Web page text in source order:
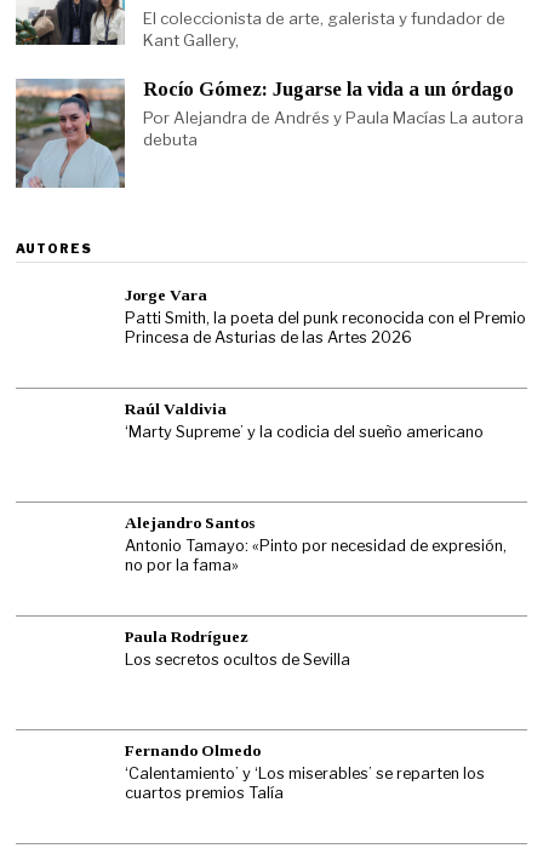
El coleccionista de arte, galerista y fundador de
Kant Gallery,
Rocío Gómez: Jugarse la vida a un órdago
Por Alejandra de Andrés y Paula Macías La autora
debuta
AUTORES
Jorge Vara
Patti Smith, la poeta del punk reconocida con el Premio
Princesa de Asturias de las Artes 2026
Raúl Valdivia
‘Marty Supreme’ y la codicia del sueño americano
Alejandro Santos
Antonio Tamayo: «Pinto por necesidad de expresión,
no por la fama»
Paula Rodríguez
Los secretos ocultos de Sevilla
Fernando Olmedo
‘Calentamiento’ y ‘Los miserables’ se reparten los
cuartos premios Talía